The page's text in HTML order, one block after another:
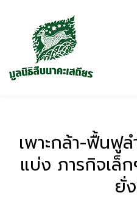
เพาะกล้า-ฟื้นฟู
แบ่ง ภารกิจเล็
ยั่